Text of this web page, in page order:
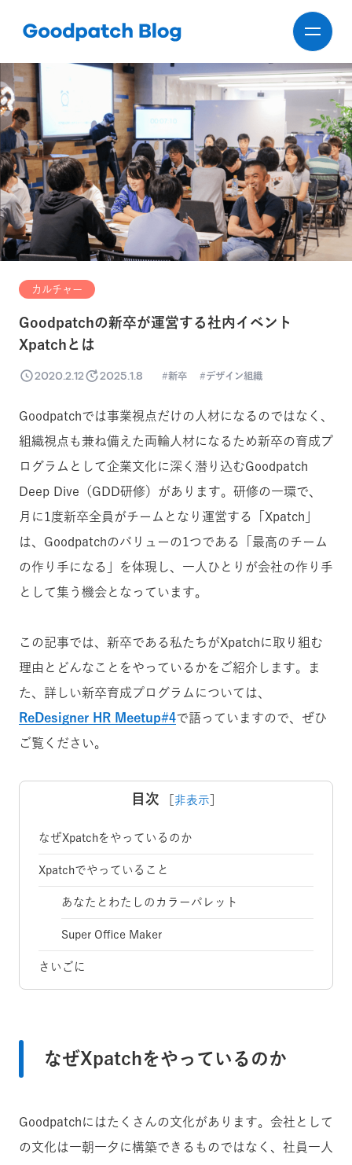
カルチャー
Goodpatchの新卒が運営する社内イベント
Xpatchとは
2020.2.12 2025.1.8 新卒 デザイン組織
Goodpatchでは事業視点だけの人材になるのではなく、
組織視点も兼ね備えた両輪人材になるため新卒の育成プ
ログラムとして企業文化に深く潜り込むGoodpatch
Deep Dive（GDD研修）があります。研修の一環で、
月に1度新卒全員がチームとなり運営する「Xpatch」
は、Goodpatchのバリューの1つである「最高のチーム
の作り手になる」を体現し、一人ひとりが会社の作り手
として集う機会となっています。
この記事では、新卒である私たちがXpatchに取り組む
理由とどんなことをやっているかをご紹介します。ま
た、詳しい新卒育成プログラムについては、
ReDesigner HR Meetup#4で語っていますので、ぜひ
ご覧ください。
目次 非表示
なぜXpatchをやっているのか
Xpatchでやっていること
あなたとわたしのカラーパレット
Super Office Maker
さいごに
なぜXpatchをやっているのか
Goodpatchにはたくさんの文化があります。会社として
の文化は一朝一夕に構築できるものではなく、社員一人